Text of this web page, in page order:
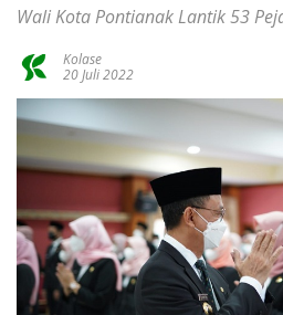
Wali Kota Pontianak Lantik 53
Kolase
20 Juli 2022